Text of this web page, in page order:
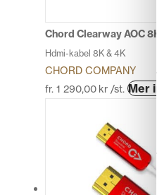
Chord Clearway AOC
Hdmi-kabel 8K & 4K
CHORD COMPANY
fr. 1 290,00 kr /st. Mer